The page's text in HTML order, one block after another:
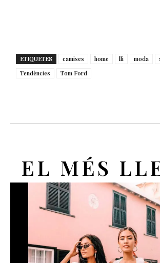
ETIQUETES camises home lli moda
Tendències
Tom Ford
EL MÉS